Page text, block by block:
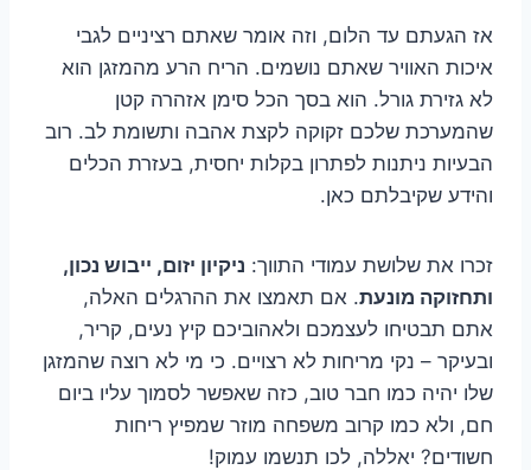
אז הגעתם עד הלום, וזה אומר שאתם רציניים לגבי
איכות האוויר שאתם נושמים. הריח הרע מהמזגן הוא
לא גזירת גורל. הוא בסך הכל סימן אזהרה קטן
שהמערכת שלכם זקוקה לקצת אהבה ותשומת לב. רוב
הבעיות ניתנות לפתרון בקלות יחסית, בעזרת הכלים
והידע שקיבלתם כאן.
זכרו את שלושת עמודי התווך: ניקיון יזום, ייבוש נכון,
ותחזוקה מונעת. אם תאמצו את ההרגלים האלה,
אתם תבטיחו לעצמכם ולאהוביכם קיץ נעים, קריר,
ובעיקר – נקי מריחות לא רצויים. כי מי לא רוצה שהמזגן
שלו יהיה כמו חבר טוב, כזה שאפשר לסמוך עליו ביום
חם, ולא כמו קרוב משפחה מוזר שמפיץ ריחות
חשודים? יאללה, לכו תנשמו עמוק!